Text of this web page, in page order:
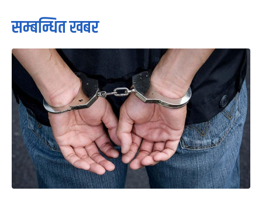
सम्बन्धित खबर